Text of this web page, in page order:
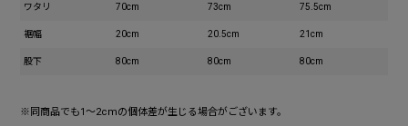
ワタリ
裾幅
股下
70cm
20cm
80cm
73cm
20.5cm
80cm
75.5cm
21cm
80cm
※同商品でも1～2cmの個体差が生じる場合がございます。